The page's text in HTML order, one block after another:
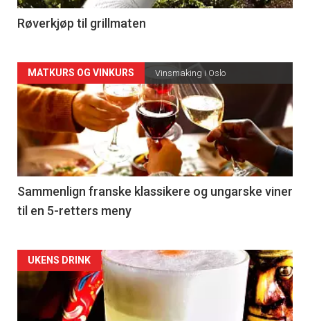
4
Røverkjøp til grillmaten
Forsiden
akkurat
nå
-
5
MATKURS OG VINKURS Vinsmaking i Oslo
Sammenlign franske klassikere og ungarske viner
til en 5-retters meny
Forsiden
akkurat
UKENS DRINK